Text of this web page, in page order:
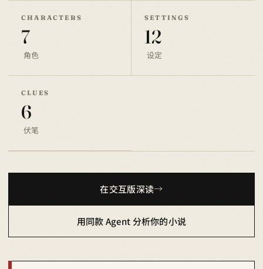
CHARACTERS
7
角色
SETTINGS
12
设定
CLUES
6
伏笔
在交互版深读
用同款 Agent 分析你的小说